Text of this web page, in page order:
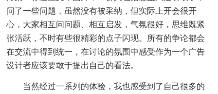
问了一些问题，虽然没有被采纳，但实际上开会很开
心，大家相互问问题、相互启发，气氛很好，思维既紧
张活跃，不时有些很精彩的点子闪现。所有的争论都会
在交流中得到统一，在讨论的氛围中感受作为一个广告
设计者应该要敢于提出自己的看法。
当然经过一系列的体验，我也感受到了自己很多的